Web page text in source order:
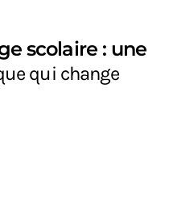
scolaire : une
qui change